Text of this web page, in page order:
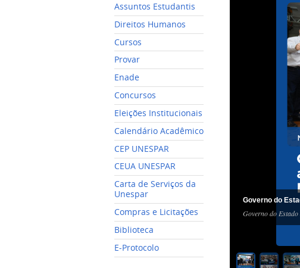
Assuntos Estudantis
Direitos Humanos
Cursos
Provar
Enade
Concursos
Eleições Institucionais
Calendário Acadêmico
CEP UNESPAR
CEUA UNESPAR
Carta de Serviços da
Unespar
Compras e Licitações
Biblioteca
E-Protocolo
Governo do
Governo do